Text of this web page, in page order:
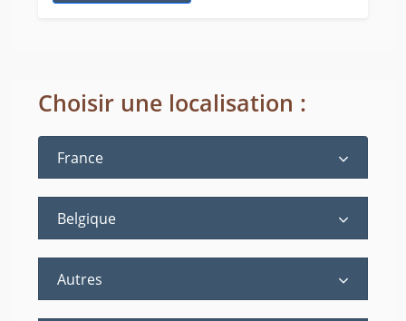
Choisir une localisation :
France
Belgique
Autres